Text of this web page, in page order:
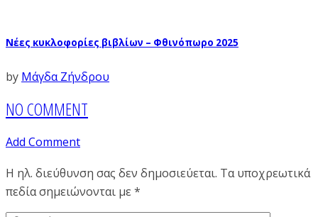
Νέες κυκλοφορίες βιβλίων – Φθινόπωρο 2025
by Μάγδα Ζήνδρου
NO COMMENT
Add Comment
Η ηλ. διεύθυνση σας δεν δημοσιεύεται. Τα υποχρεωτικά
πεδία σημειώνονται με*